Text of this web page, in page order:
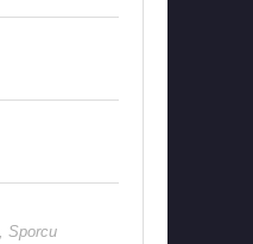
Sporcu